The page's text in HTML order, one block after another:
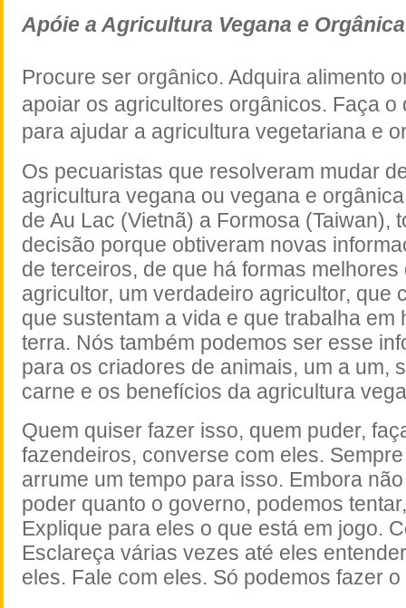
Apóie a Agricultura Vegana e Orgânica
Procure ser orgânico. Adquira alimento
apoiar os agricultores orgânicos. Faça o
para ajudar a agricultura vegetariana e
Os pecuaristas que resolveram mudar
agricultura vegana ou vegana e
de Au Lac (Vietnã) a Formosa (Taiwan),
decisão porque obtiveram novas
de terceiros, de que há formas melhores
agricultor, um verdadeiro agricultor, que
que sustentam a vida e que trabalha em
terra. Nós também podemos ser esse
para os criadores de animais, um a um,
carne e os benefícios da agricultura
Quem quiser fazer isso, quem puder,
fazendeiros, converse com eles.
arrume um tempo para isso. Embora
poder quanto o governo, podemos
Explique para eles o que está em jogo.
Esclareça várias vezes até eles
eles. Fale com eles. Só podemos fazer